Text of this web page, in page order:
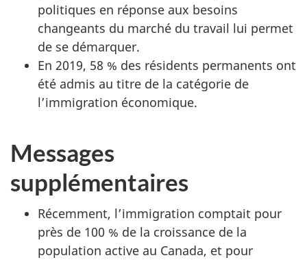
politiques en réponse aux besoins
changeants du marché du travail lui permet
de se démarquer.
En 2019, 58 % des résidents permanents ont
été admis au titre de la catégorie de
l’immigration économique.
Messages
supplémentaires
Récemment, l’immigration comptait pour
près de 100 % de la croissance de la
population active au Canada, et pour